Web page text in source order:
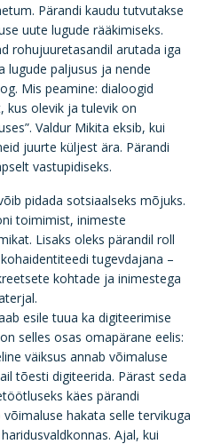
Pärandi kaudu tutvutakse
uute lugude rääkimiseks.
rohujuuretasandil arutada iga
lugude paljusus ja nende
Mis peamine: dialoogid
kus olevik ja tulevik on
Valdur Mikita eksib, kui
juurte küljest ära. Pärandi
vastupidiseks.
pidada sotsiaalseks mõjuks.
toimimist, inimeste
Lisaks oleks pärandil roll
tugevdajana –
kohtade ja inimestega
esile tuua ka digiteerimise
selles osas omapärane eelis:
väiksus annab võimaluse
tõesti digiteerida. Pärast seda
käes pärandi
hakata selle tervikuga
Ajal, kui